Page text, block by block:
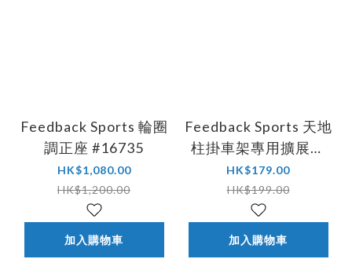
Feedback Sports 輪圈
調正座 #16735
HK$1,080.00
HK$1,200.00
加入購物車
Feedback Sports 天地
柱掛車架專用擴展臂
(一對) #16836
HK$179.00
HK$199.00
加入購物車